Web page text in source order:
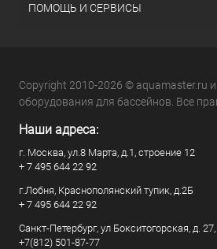
ПОМОЩЬ И СЕРВИСЫ
Copyright 2010-2026 © aquamaster.ru
оборудования для бассейнов. Все
Наши адреса:
г. Москва, ул.8 Марта, д.1, строение 12
+ 7 495 644 22 92
г.Лобня, Краснополянский тупик, д.2Б
+ 7 495 644 22 92
Санкт-Петербург, ул Бокситогорская, д. 27,
+7(812) 501-87-77